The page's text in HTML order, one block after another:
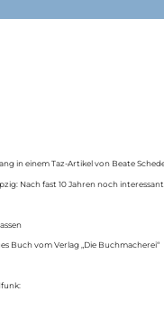
in einem Taz-Artikel von Beate
Nach fast 10 Jahren noch interessant.
Buch vom Verlag „Die Buchmacherei“